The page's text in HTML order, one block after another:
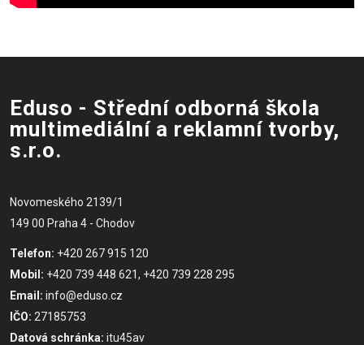
Eduso - Střední odborná škola
multimediální a reklamní tvorby,
s.r.o.
Novomeského 2139/1
149 00 Praha 4 - Chodov
Telefon: +420 267 915 120
Mobil: +420 739 448 621, +420 739 228 295
Email: info@eduso.cz
IČO: 27185753
Datová schránka: itu45av